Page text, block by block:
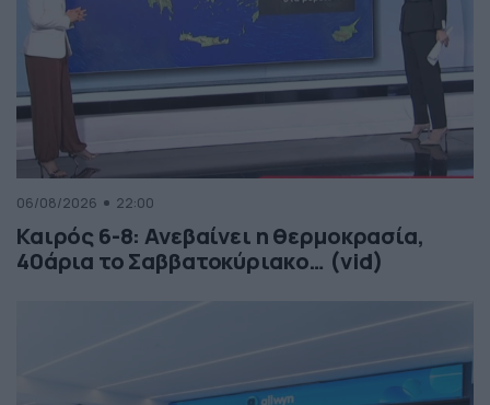
06/08/2026 22:00
Καιρός 6-8: Ανεβαίνει η θερμοκρασία,
40άρια το Σαββατοκύριακο… (vid)